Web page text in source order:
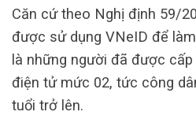
Căn cứ theo Nghị định 59/
được sử dụng VNeID để
là những người đã được
điện tử mức 02, tức công
tuổi trở lên.